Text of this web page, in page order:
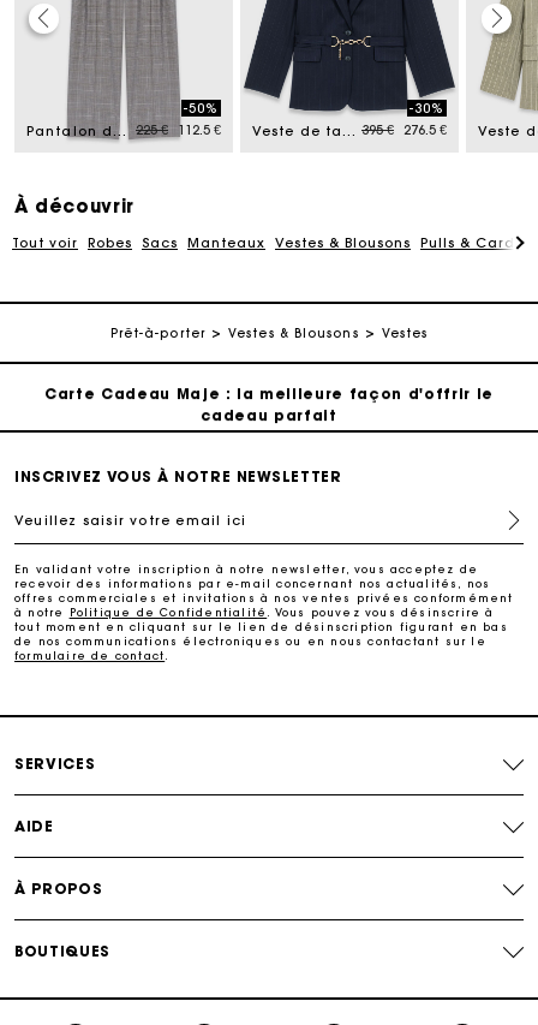
from Pantalon de tailleur à carreaux Price reduced from
225 €to
-50%
112.5 €
Veste de tailleur à rayures Price reduced from
395 €to
-30%
276.5 €
À découvrir
Tout voir Robes Sacs Manteaux Vestes & Blousons Pulls &
Prêt-à-porter Vestes & Blousons Vestes
Carte Cadeau Maje : la meilleure façon d'offrir le
cadeau parfait
Livraison à domicile offerte sous 2 jours ouvrés
Paiement en plusieurs fois sans frais
Suivi de commande
Carte Cadeau Maje : la meilleure façon d'offrir le
cadeau parfait
Livraison à domicile offerte sous 2 jours ouvrés
Echanges & Retours offerts
INSCRIVEZ VOUS À NOTRE NEWSLETTER
Veuillez saisir votre email ici
En validant votre inscription à notre newsletter, vous acceptez de
recevoir des informations par e-mail concernant nos actualités, nos
offres commerciales et invitations à nos ventes privées conformément
à notre
Politique de Confidentialité
. Vous pouvez vous désinscrire à
tout moment en cliquant sur le lien de désinscription figurant en bas
de nos communications électroniques ou en nous contactant sur le
formulaire de contact
SERVICES
AIDE
À PROPOS
BOUTIQUES